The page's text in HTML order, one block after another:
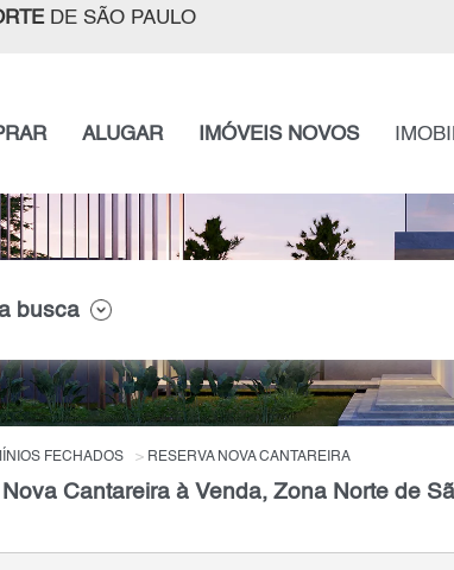
DE SÃO PAULO
ALUGAR IMÓVEIS NOVOS
busca
FECHADOS RESERVA NOVA CANTAREIRA
Cantareira à Venda, Zona Norte de